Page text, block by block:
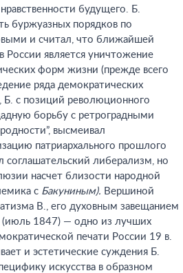
будущего. Б.
буржуазных порядков по
и считал, что ближайшей
России является уничтожение
форм жизни (прежде всего
ряда демократических
Б. с позиций революционного
борьбу с ретроградными
высмеивал
патриархального прошлого
соглашательский либерализм, но
насчет близости народной
с Бакуниным). Вершиной
В., его духовным завещанием
(июль 1847) — одно из лучших
печати России 19 в.
и эстетические суждения Б.
искусства в образном